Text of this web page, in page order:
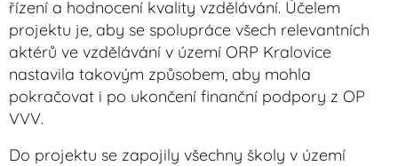
řízení a hodnocení kvality vzdělávání. Účelem
projektu je, aby se spolupráce všech relevantních
aktérů ve vzdělávání v území ORP Kralovice
nastavila takovým způsobem, aby mohla
pokračovat i po ukončení finanční podpory z OP
VVV.
Do projektu se zapojily všechny školy v území